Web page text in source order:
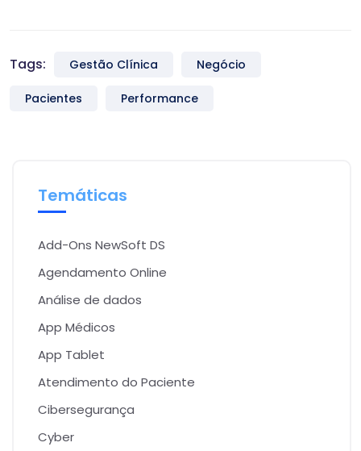
Tags: Gestão Clínica Negócio
Pacientes Performance
Temáticas
Add-Ons NewSoft DS
Agendamento Online
Análise de dados
App Médicos
App Tablet
Atendimento do Paciente
Cibersegurança
Cyber